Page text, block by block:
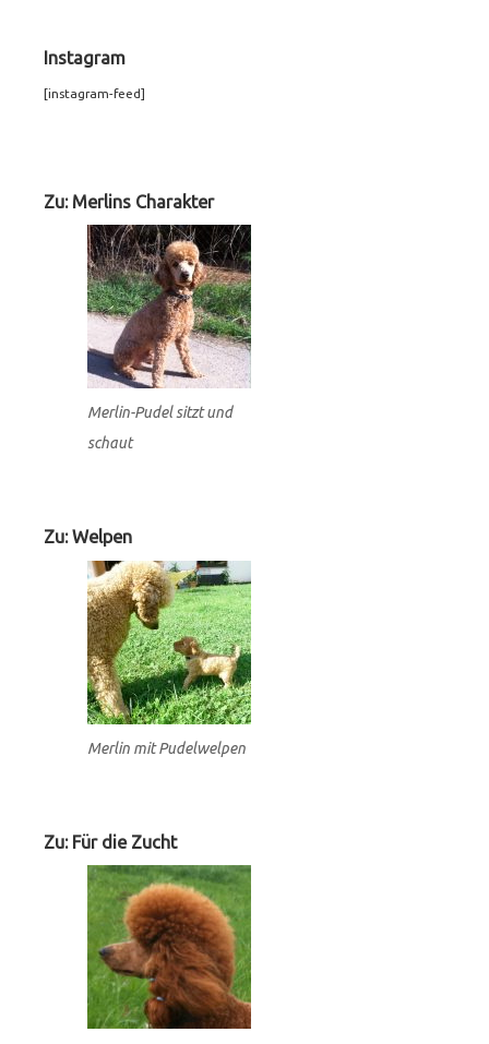
Instagram
[instagram-feed]
Widgets
Zu: Merlins Charakter
Merlin-Pudel sitzt und
schaut
Zu: Welpen
Merlin mit Pudelwelpen
Zu: Für die Zucht